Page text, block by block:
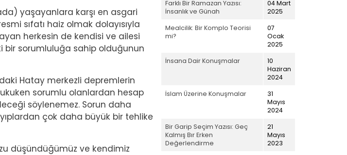
yaşayanlara karşı en asgari
sıfatı haiz olmak dolayısıyla
herkesin de kendisi ve ailesi
bir sorumluluğa sahip olduğunun
Hatay merkezli depremlerin
sorumlu olanlardan hesap
söylenemez. Sorun daha
çok daha büyük bir tehlike
düşündüğümüz ve kendimiz
Farklı Bir Ramazan Yazısı:
İnsanlık ve Günah
04 Mart
2025
Mealcilik: Bir Komplo Teorisi
mi?
07
Ocak
2025
İnsana Dair Konuşmalar
10
Haziran
2024
İslam Üzerine Konuşmalar
31
Mayıs
2024
Bir Garip Seçim Yazısı: Geç
Kalmış Bır Erken
Değerlendirme
21
Mayıs
2023